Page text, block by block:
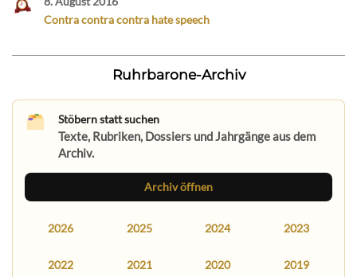
Contra contra contra hate speech
Ruhrbarone-Archiv
Stöbern statt suchen
Texte, Rubriken, Dossiers und Jahrgänge aus dem
Archiv.
Archiv öffnen
2026 2025 2024 2023
2022 2021 2020 2019